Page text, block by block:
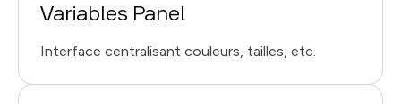
Variables Panel
Interface centralisant couleurs, tailles, etc.